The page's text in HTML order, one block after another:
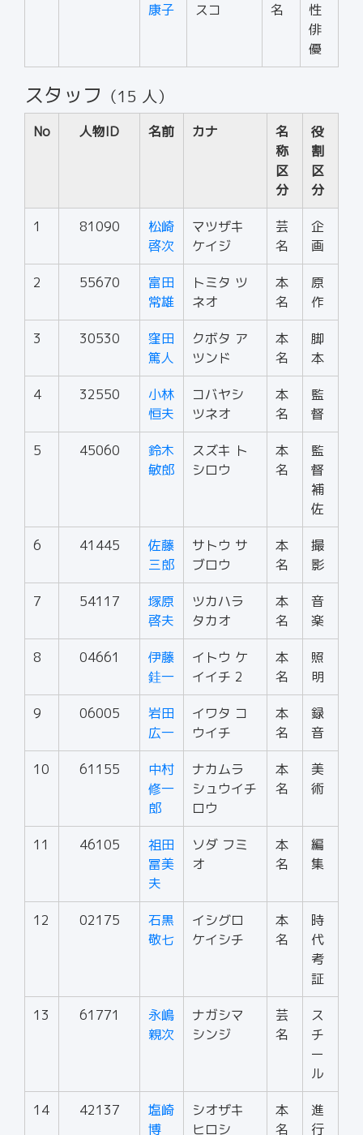
康子
スコ
名
性
俳
優
スタッフ （15 人）
No 人物ID 名前 カナ
名
称
区
分
役
割
区
分
1 81090
松崎
啓次
マツザキ
ケイジ
芸
名
企
画
2 55670
富田
常雄
トミタ ツ
ネオ
本
名
原
作
3 30530
窪田
篤人
クボタ ア
ツンド
本
名
脚
本
4 32550
小林
恒夫
コバヤシ
ツネオ
本
名
監
督
5 45060
鈴木
敏郎
スズキ ト
シロウ
本
名
監
督
補
佐
6 41445
佐藤
三郎
サトウ サ
ブロウ
本
名
撮
影
7 54117
塚原
啓夫
ツカハラ
タカオ
本
名
音
楽
8 04661
伊藤
銈一
イトウ ケ
イイチ 2
本
名
照
明
9 06005
岩田
広一
イワタ コ
ウイチ
本
名
録
音
10 61155
中村
修一
郎
ナカムラ
シュウイチ
ロウ
本
名
美
術
11 46105
祖田
冨美
夫
ソダ フミ
オ
本
名
編
集
12 02175
石黒
敬七
イシグロ
ケイシチ
本
名
時
代
考
証
13 61771
永嶋
親次
ナガシマ
シンジ
芸
名
ス
チ
ー
ル
14 42137
塩崎
博
シオザキ
ヒロシ
本
名
進
行